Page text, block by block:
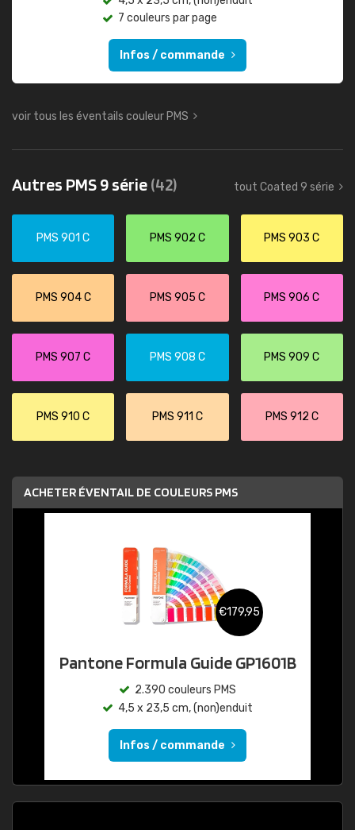
7 couleurs par page
Infos / commande
voir tous les éventails couleur PMS
Autres PMS 9 série(42) tout Coated 9 série
PMS 901 C PMS 902 C PMS 903 C
PMS 904 C PMS 905 C PMS 906 C
PMS 907 C PMS 908 C PMS 909 C
PMS 910 C PMS 911 C PMS 912 C
ACHETER ÉVENTAIL DE COULEURS PMS
€179,95
Pantone Formula Guide GP1601B
2.390 couleurs PMS
4,5 x 23,5 cm, (non)enduit
Infos / commande